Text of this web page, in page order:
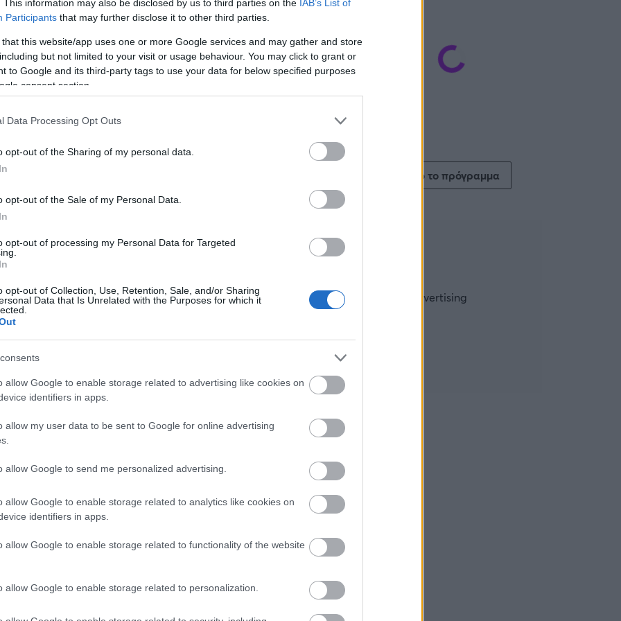
This information may also be disclosed by us to third parties on the IAB’s List of
Participants that may further disclose it to other third parties.
that this website/app uses one or more Google services and may gather and store
but not limited to your visit or usage behaviour. You may click to grant or
to Google and its third-party tags to use your data for below specified purposes
consent section.
Data Processing Opt Outs
opt-out of the Sharing of my personal data.
opt-out of the Sale of my Personal Data.
opt-out of processing my Personal Data for Targeted
opt-out of Collection, Use, Retention, Sale, and/or Sharing
Data that Is Unrelated with the Purposes for which it
allow Google to enable storage related to advertising like cookies on
identifiers in apps.
allow my user data to be sent to Google for online advertising
allow Google to send me personalized advertising.
allow Google to enable storage related to analytics like cookies on
identifiers in apps.
allow Google to enable storage related to functionality of the website
allow Google to enable storage related to personalization.
για το Final Four τουΆμπου Ντάμπι.
Δείτε όλο το πρόγραμμα